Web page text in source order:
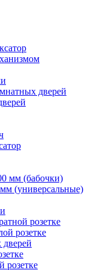
дверей
мм (бабочки)
(универсальные)
розетке
розетке
розетке